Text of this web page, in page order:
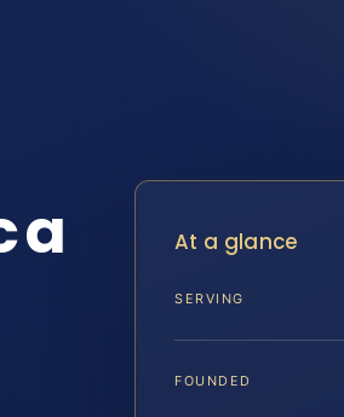
At a glance
SERVING
FOUNDED